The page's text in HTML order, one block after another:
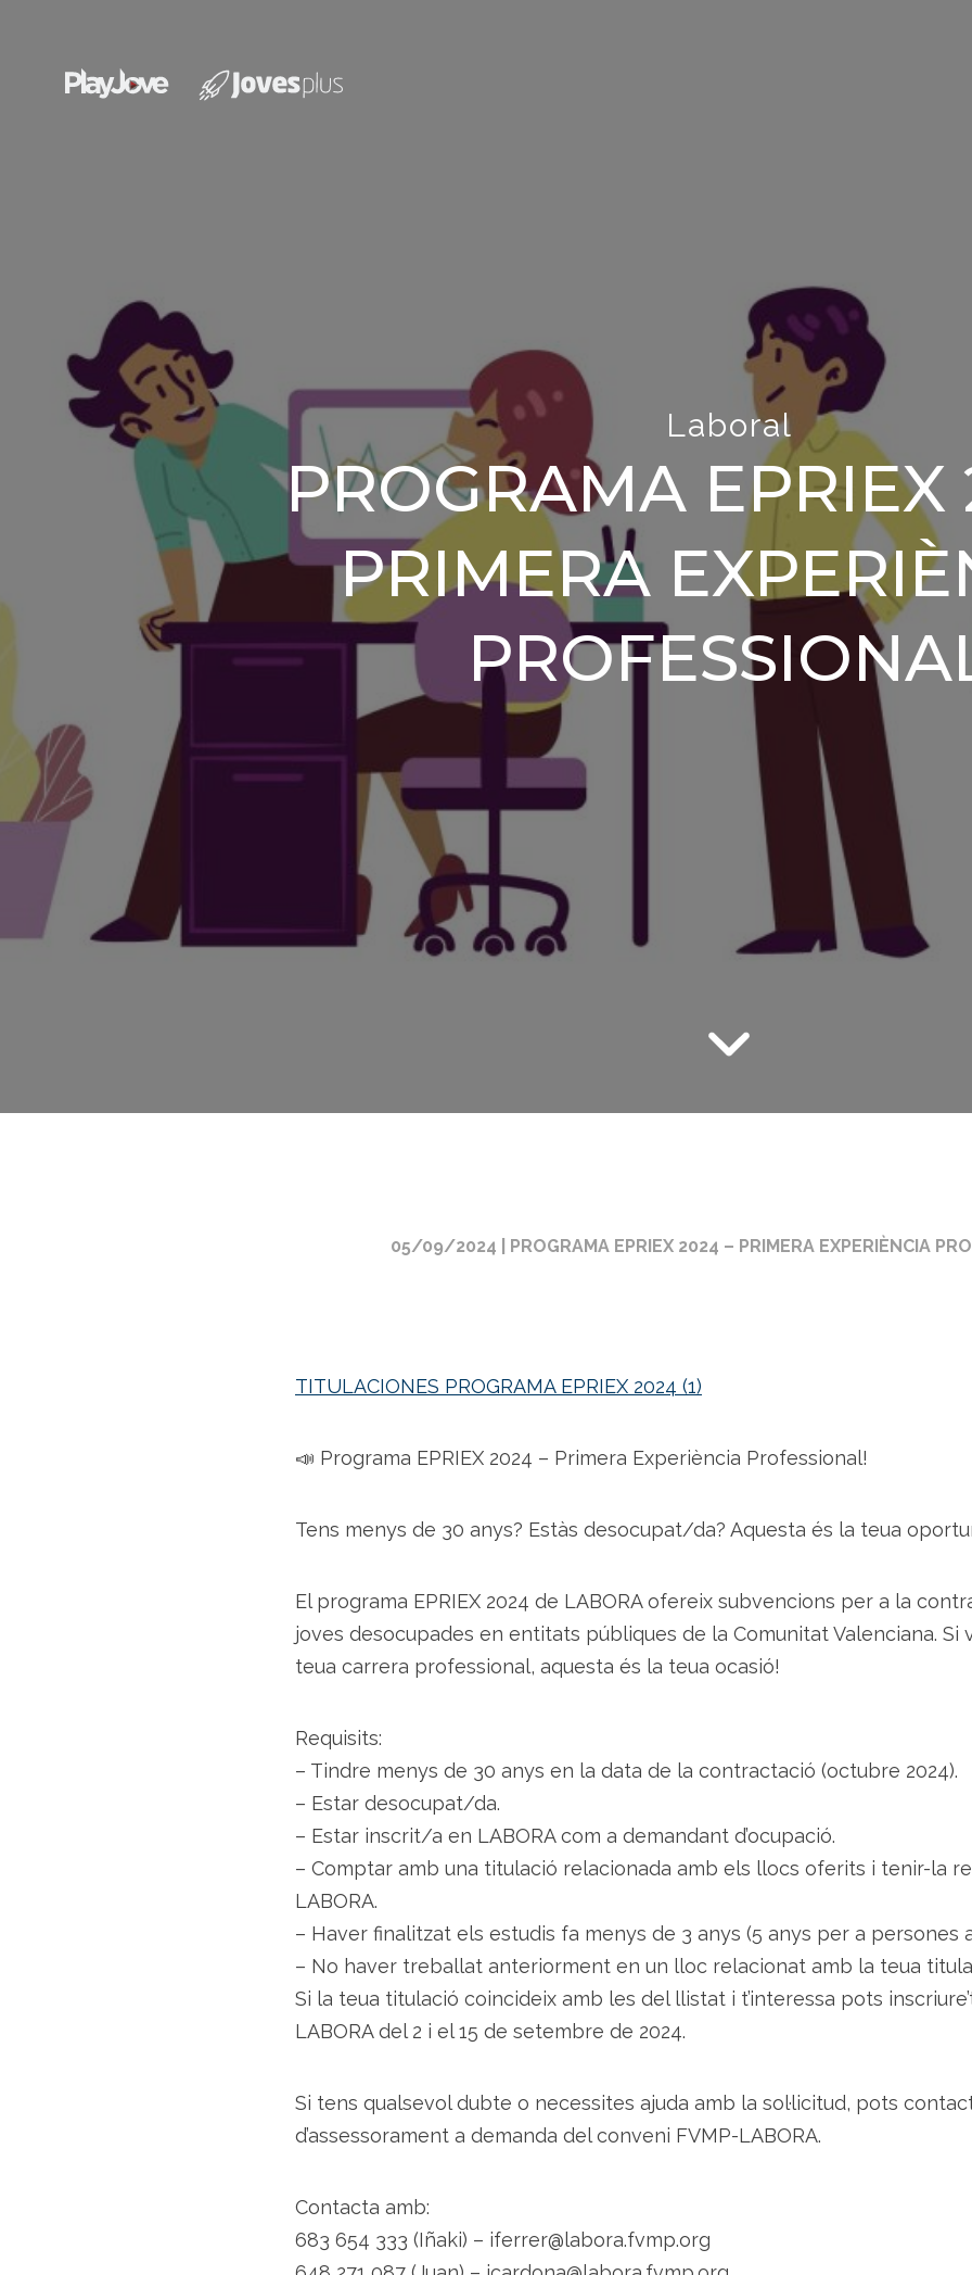
Xàbia
Laboral
PROGRAMA EPRIEX
PRIMERA
05/09/2024 PROGRAMA EPRIEX 2024 – PRIMERA EXPERIÈNCIA
TITULACIONES PROGRAMA EPRIEX 2024 (1)
📣 Programa EPRIEX 2024 – Primera Experiència Professional!
Tens menys de 30 anys? Estàs desocupat/da? Aquesta és la teua
El programa EPRIEX 2024 de LABORA ofereix subvencions per a la
joves desocupades en entitats públiques de la Comunitat Valenciana. Si
teua carrera professional, aquesta és la teua ocasió!
Requisits:
– Tindre menys de 30 anys en la data de la contractació (octubre 2024).
– Estar desocupat/da.
– Estar inscrit/a en LABORA com a demandant d’ocupació.
– Comptar amb una titulació relacionada amb els llocs oferits i tenir-la
LABORA.
– Haver finalitzat els estudis fa menys de 3 anys (5 anys per a persones
– No haver treballat anteriorment en un lloc relacionat amb la teua
Si la teua titulació coincideix amb les del llistat i t’interessa pots
LABORA del 2 i el 15 de setembre de 2024.
Si tens qualsevol dubte o necessites ajuda amb la sol·licitud, pots
d’assessorament a demanda del conveni FVMP-LABORA.
Contacta amb:
683 654 333 (Iñaki) – iferrer@labora.fvmp.org